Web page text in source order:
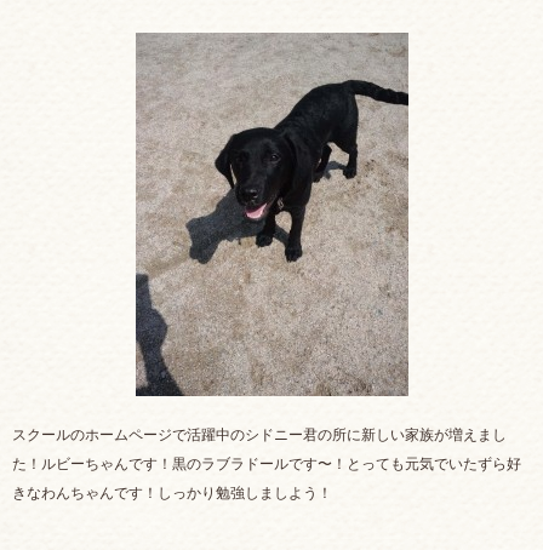
スクールのホームページで活躍中のシドニー君の所に新しい家族が増えまし
た！ルビーちゃんです！黒のラブラドールです〜！とっても元気でいたずら好
きなわんちゃんです！しっかり勉強しましよう！